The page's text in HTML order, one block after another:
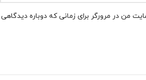
من در مرورگر برای زمانی که دوباره دیدگاهی